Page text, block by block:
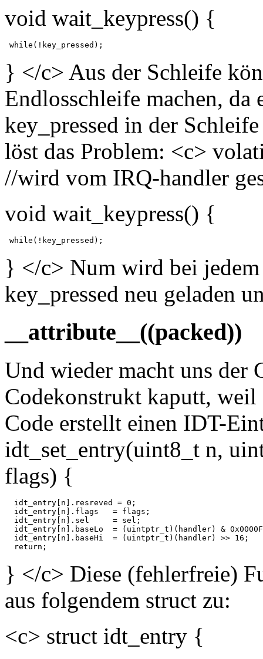
void wait_keypress() {
} </c> Aus der Schleife
Endlosschleife machen, da
key_pressed in der
löst das Problem: <c>
//wird vom IRQ-handler
void wait_keypress() {
} </c> Num wird bei
key_pressed neu geladen
__attribute__((packed))
Und wieder macht uns der
Codekonstrukt kaputt,
Code erstellt einen IDT-
idt_set_entry(uint8_t n,
flags) {
  idt_entry[n].resreved = 0;
  idt_entry[n].flags   = flags;
  idt_entry[n].sel     = sel;
idt_entry[n].baseLo  = (uintptr_t)(handler) &
  idt_entry[n].baseHi  = (uintptr_t)(handler) >> 16;
} </c> Diese (fehlerfreie)
aus folgendem struct zu:
<c> struct idt_entry {